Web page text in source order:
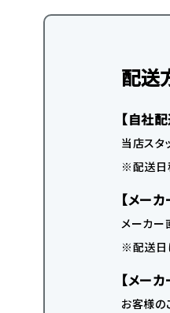
配送
【自社配
当店スタ
※配送日
【メー
メーカー
※配送日
【メー
お客様の